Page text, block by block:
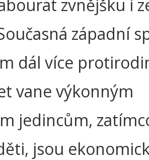
zvnějšku i
západní
dál více
vane výkonným
jedincům,
jsou